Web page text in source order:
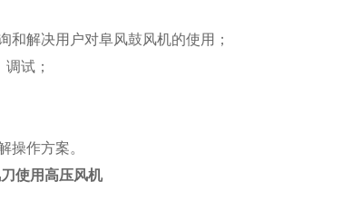
和解决用户对阜风鼓风机的使用；
试；
操作方案。
使用高压风机